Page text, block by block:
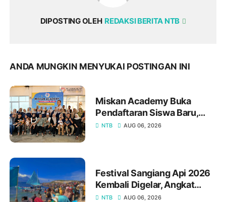
DIPOSTING OLEH REDAKSI BERITA NTB
ANDA MUNGKIN MENYUKAI POSTINGAN INI
Miskan Academy Buka
Pendaftaran Siswa Baru,
Hadirkan Program
NTB AUG 06, 2026
Festival Sangiang Api 2026
Kembali Digelar, Angkat
Sejarah, Budaya, dan
NTB AUG 06, 2026